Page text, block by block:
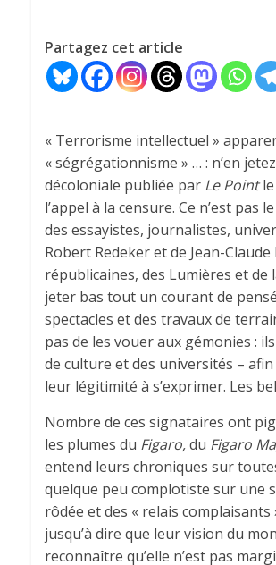
Partagez cet article
« Terrorisme intellectuel »
« ségrégationnisme » … : n’en
décoloniale publiée par Le Point
l’appel à la censure. Ce n’est pas
des essayistes, journalistes,
Robert Redeker et de Jean-
républicaines, des Lumières et
jeter bas tout un courant de
spectacles et des travaux de
pas de les vouer aux gémonies :
de culture et des universités –
leur légitimité à s’exprimer. Les
Nombre de ces signataires ont
les plumes du Figaro,du Figaro
entend leurs chroniques sur
quelque peu complotiste sur une
rôdée et des « relais
jusqu’à dire que leur vision du
reconnaître qu’elle n’est pas